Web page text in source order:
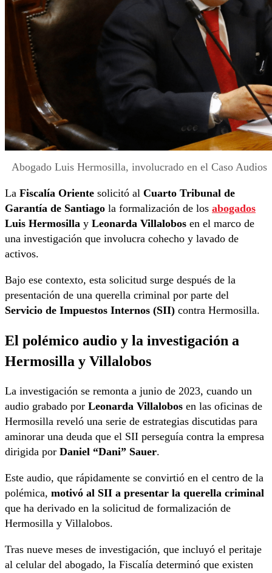
Abogado Luis Hermosilla, involucrado en el Caso Audios
La Fiscalía Oriente solicitó al Cuarto Tribunal de
Garantía de Santiago la formalización de los abogados
Luis Hermosilla y Leonarda Villalobos en el marco de
una investigación que involucra cohecho y lavado de
activos.
Bajo ese contexto, esta solicitud surge después de la
presentación de una querella criminal por parte del
Servicio de Impuestos Internos (SII) contra Hermosilla.
El polémico audio y la investigación a
Hermosilla y Villalobos
La investigación se remonta a junio de 2023, cuando un
audio grabado por Leonarda Villalobos en las oficinas de
Hermosilla reveló una serie de estrategias discutidas para
aminorar una deuda que el SII perseguía contra la empresa
dirigida por Daniel “Dani” Sauer.
Este audio, que rápidamente se convirtió en el centro de la
polémica, motivó al SII a presentar la querella criminal
que ha derivado en la solicitud de formalización de
Hermosilla y Villalobos.
Tras nueve meses de investigación, que incluyó el peritaje
al celular del abogado, la Fiscalía determinó que existen